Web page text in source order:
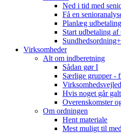
Ned i tid med
Få en
Planlæg
Start udbetaling af
Virksomheder
Alt om indberetning
Sådan gør I
Særlige grupper -
Hvis noget går galt
Overenskomster
Om ordningen
Hent materiale
Mest muligt til